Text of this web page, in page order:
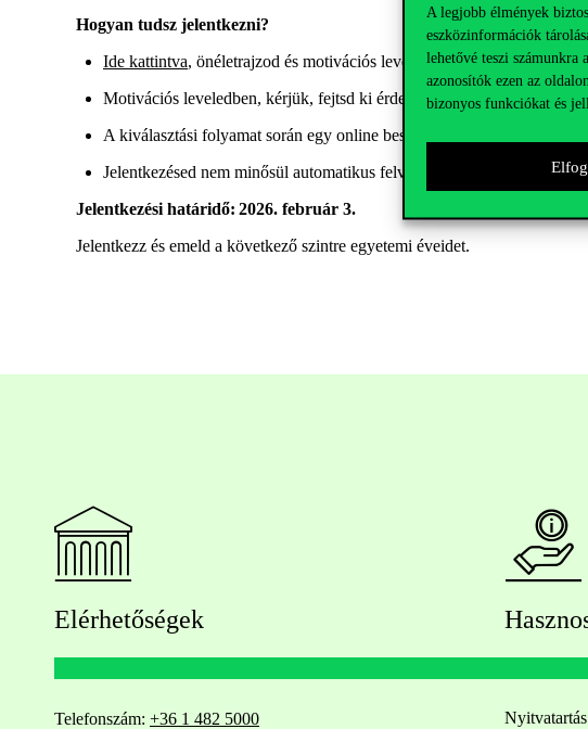
A legjobb élmények
eszközinformációk
lehetővé teszi számunkra
azonosítók ezen az
bizonyos funkciókat és
Hogyan tudsz jelentkezni?
Ide kattintva, önéletrajzod és motivációs leveled feltöltésével.
Motivációs leveledben, kérjük, fejtsd ki érdeklődési köröd, a banknak
A kiválasztási folyamat során egy online beszélgetésen is részt fogsz
Jelentkezésed nem minősül automatikus felvételnek.
Jelentkezési határidő: 2026. február 3.
Jelentkezz és emeld a következő szintre egyetemi éveidet.
Elérhetőségek
Telefonszám: +36 1 482 5000 Nyitvatartás